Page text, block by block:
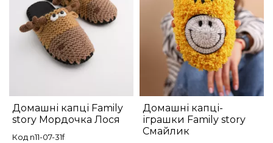
Домашні капці Family
story Мордочка Лося
Код n11-07-31f
Домашні капці-
іграшки Family story
Смайлик